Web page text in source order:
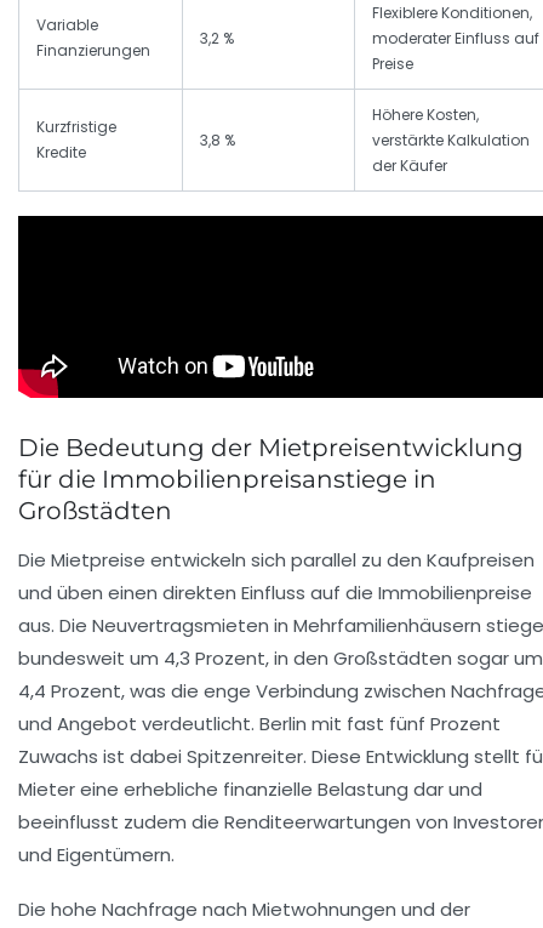
Variable
Finanzierungen
3,2 %
Flexiblere Konditionen,
moderater Einfluss auf
Preise
Kurzfristige
Kredite
3,8 %
Höhere Kosten,
verstärkte Kalkulation
der Käufer
Die Bedeutung der Mietpreisentwicklung
für die Immobilienpreisanstiege in
Großstädten
Die Mietpreise entwickeln sich parallel zu den Kaufpreisen
und üben einen direkten Einfluss auf die Immobilienpreise
aus. Die Neuvertragsmieten in Mehrfamilienhäusern
bundesweit um 4,3 Prozent, in den Großstädten sogar um
4,4 Prozent, was die enge Verbindung zwischen
und Angebot verdeutlicht. Berlin mit fast fünf Prozent
Zuwachs ist dabei Spitzenreiter. Diese Entwicklung stellt
Mieter eine erhebliche finanzielle Belastung dar und
beeinflusst zudem die Renditeerwartungen von
und Eigentümern.
Die hohe Nachfrage nach Mietwohnungen und der